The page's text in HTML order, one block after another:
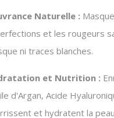
Naturelle :
et les rougeurs
ni traces blanches.
et Nutrition :
d'Argan, Acide
et hydratent la